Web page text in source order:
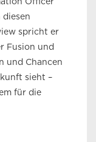
Officer
diesen
spricht er
Fusion und
und Chancen
sieht –
für die